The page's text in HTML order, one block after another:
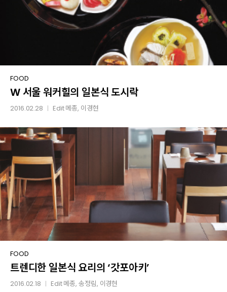
W
서울
워커힐의
도시락
FOOD
W 서울 워커힐의 일본식 도시락
2016.02.28 Edit메종, 이경현
트렌디한
일본식
요리의
FOOD
트렌디한 일본식 요리의 ‘갓포아키’
2016.02.18 Edit메종, 송정림, 이경현